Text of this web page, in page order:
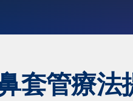
套管療